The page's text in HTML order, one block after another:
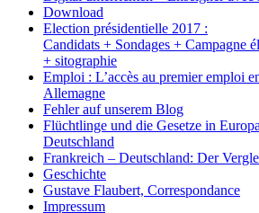
Download
Election présidentielle 2017 :
Candidats + Sondages + Campagne
+ sitographie
Emploi : L’accès au premier emploi
Allemagne
Fehler auf unserem Blog
Flüchtlinge und die Gesetze in
Deutschland
Frankreich – Deutschland: Der
Geschichte
Gustave Flaubert, Correspondance
Impressum